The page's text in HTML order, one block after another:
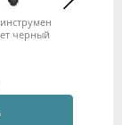
черный